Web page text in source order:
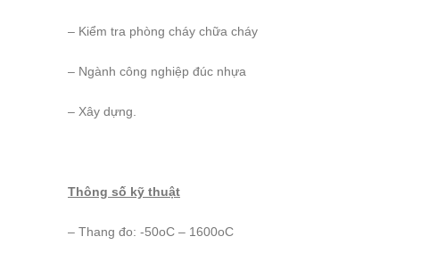
– Kiểm tra phòng cháy chữa cháy
– Ngành công nghiệp đúc nhựa
– Xây dựng.
Thông số kỹ thuật
– Thang đo: -50oC – 1600oC